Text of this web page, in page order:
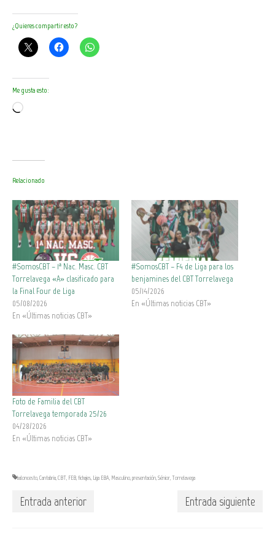
¿Quieres compartir esto?
Me gusta esto:
Cargando...
Relacionado
#SomosCBT – 1ª Nac. Masc. CBT
Torrelavega «A» clasificado para
la Final Four de Liga
05/08/2026
En «Últimas noticias CBT»
#SomosCBT – F4 de Liga para los
benjamines del CBT Torrelavega
05/14/2026
En «Últimas noticias CBT»
Foto de Familia del CBT
Torrelavega temporada 25/26
04/28/2026
En «Últimas noticias CBT»
baloncesto,Cantabria,CBT, FEB,fichajes, Liga EBA, Masculino,presentación,Sénior,Torrelavega
Entrada anterior Entrada siguiente